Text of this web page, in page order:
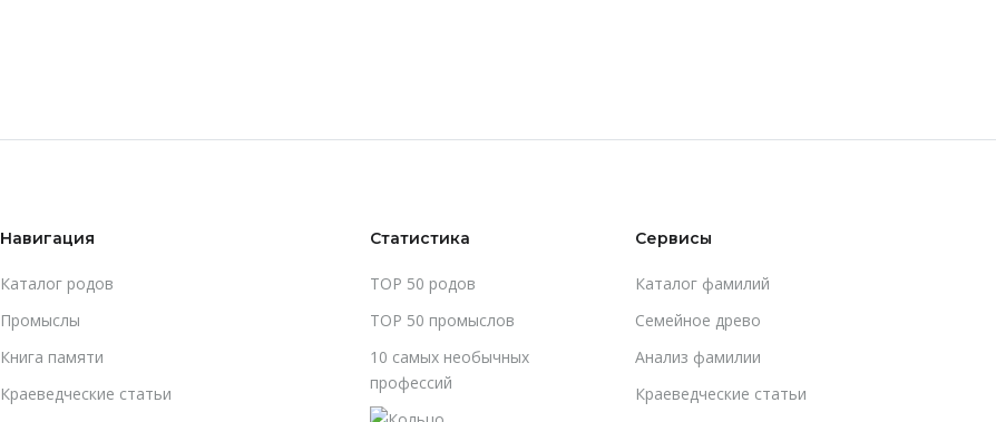
Навигация
Каталог родов
Промыслы
Книга памяти
Краеведческие статьи
Статистика
TOP 50 родов
TOP 50 промыслов
10 самых необычных
профессий
Сервисы
Каталог фамилий
Cемейное древо
Анализ фамилии
Краеведческие статьи